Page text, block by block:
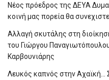
Νέος πρόεδρος της ΔΕΥΑ
κοινή μας πορεία θα
Αλλαγή σκυτάλης στη
του Γιώργου
Καρβουνιάρης
Λευκός καπνός στην Αχαϊκή…